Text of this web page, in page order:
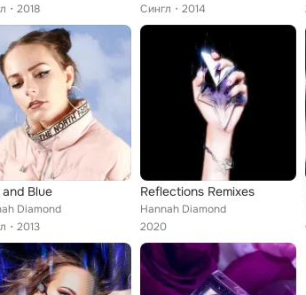
2018
Сингл
2014
and Blue
Diamond
2013
Reflections Remixes
Hannah Diamond
2020